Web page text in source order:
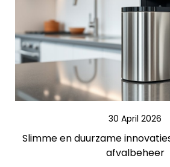
30 April 2026
Slimme en duurzame
afvalbeheer